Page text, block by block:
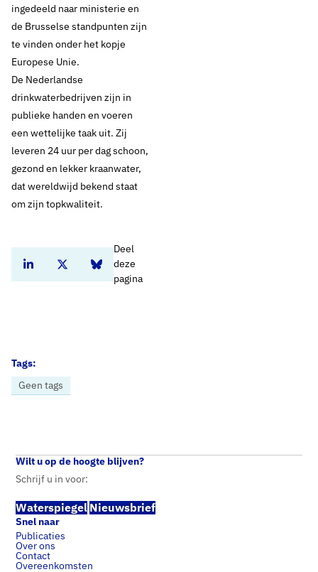
Home Nieuws
ingedeeld naar ministerie en
de Brusselse standpunten zijn
te vinden onder het kopje
Europese Unie.
De Nederlandse
drinkwaterbedrijven zijn in
publieke handen en voeren
een wettelijke taak uit. Zij
leveren 24 uur per dag schoon,
gezond en lekker kraanwater,
dat wereldwijd bekend staat
om zijn topkwaliteit.
Deel
deze
pagina
Deel dit artikel op Linkedin
Deel dit artikel op Twitter
Deel dit artikel op Bluesky
Tags:
Geen tags
Wilt u op de hoogte blijven?
Schrijf u in voor:
Waterspiegel Nieuwsbrief
Snel naar
Publicaties
Over ons
Contact
Overeenkomsten